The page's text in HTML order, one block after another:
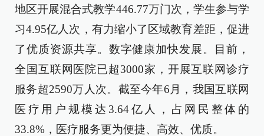
地区开展混合式教学446.77万门次，学生参与学
习4.95亿人次，有力缩小了区域教育差距，促进
了优质资源共享。数字健康加快发展。目前，
全国互联网医院已超3000家，开展互联网诊疗
服务超2590万人次。截至今年6月，我国互联网
医疗用户规模达3.64亿人，占网民整体的
33.8%，医疗服务更为便捷、高效、优质。